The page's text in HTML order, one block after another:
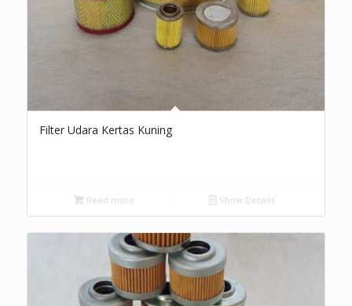
Filter Udara Kertas Kuning
Read more Show Details